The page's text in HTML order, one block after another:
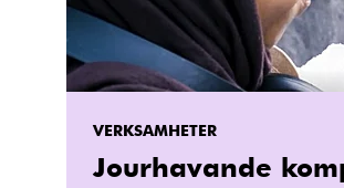
VERKSAMHETER
Jourhavande